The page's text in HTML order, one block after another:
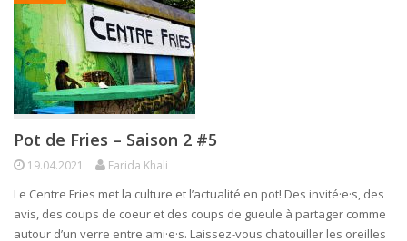
Pot de Fries – Saison 2 #5
19.04.2021 Farida Khali
Le Centre Fries met la culture et l’actualité en pot! Des invité·e·s, des
avis, des coups de coeur et des coups de gueule à partager comme
autour d’un verre entre ami·e·s. Laissez-vous chatouiller les oreilles